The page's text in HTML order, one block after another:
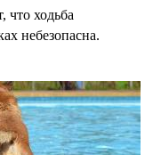
что ходьба
небезопасна.